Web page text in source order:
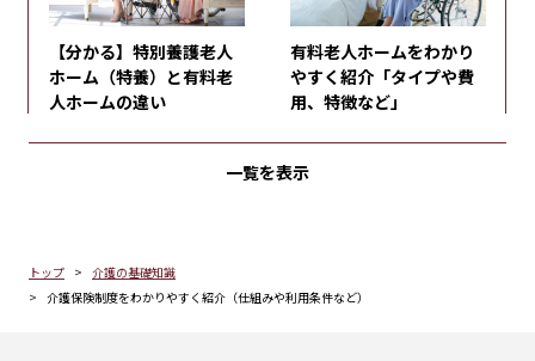
トップ
介護の基礎知識
介護保険制度をわかりやすく紹介（仕組みや利用条件など）
【分かる】特別養護老人
ホーム（特養）と有料老
人ホームの違い
有料老人ホームをわかり
やすく紹介「タイプや費
用、特徴など」
一覧を表示